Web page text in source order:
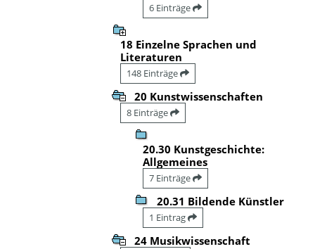
6 Einträge
18 Einzelne Sprachen und
Literaturen
148 Einträge
20 Kunstwissenschaften
8 Einträge
20.30 Kunstgeschichte:
Allgemeines
7 Einträge
20.31 Bildende Künstler
1 Eintrag
24 Musikwissenschaft